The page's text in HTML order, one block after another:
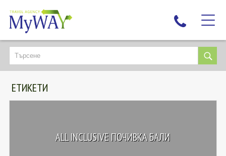
НАЙ-ТЪРСЕНИ
ДЕСТИНАЦИИ
ЕКЗОТИЧНИ ПОЧИВКИ
ЕТИКЕТИ
ALL INCLUSIVE ПОЧИВКА БАЛИ